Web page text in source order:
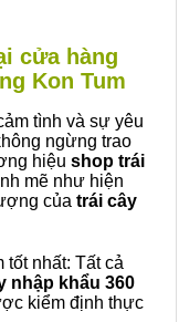
cửa hàng
Kon Tum
tình và sự yêu
ngừng trao
hiệu shop trái
mẽ như hiện
của trái cây
tốt nhất: Tất cả
nhập khẩu 360
kiểm định thực